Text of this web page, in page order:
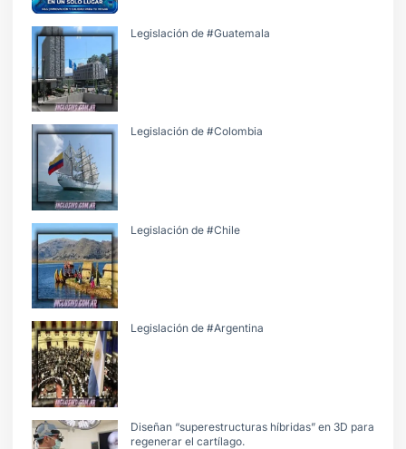
Legislación de #Guatemala
Legislación de #Colombia
Legislación de #Chile
Legislación de #Argentina
Diseñan “superestructuras híbridas” en 3D para
regenerar el cartílago.